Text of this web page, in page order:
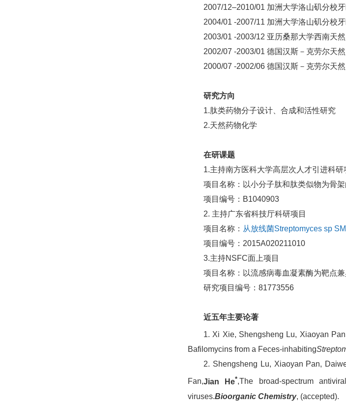
2007/12–2010/01 加洲大学洛山矶分校
2004/01 -2007/11 加洲大学洛山矶分校
2003/01 -2003/12 亚历桑那大学西南天
2002/07 -2003/01 德国汉斯－克劳尔天
2000/07 -2002/06 德国汉斯－克劳尔天
研究方向
1.肽类药物分子设计、合成和活性研究
2.天然药物化学
在研课题
1.主持南方医科大学高层次人才引进科研
项目名称：以小分子肽和肽类似物为骨
项目编号：B1040903
2. 主持广东省科技厅科研项目
项目名称： 从放线菌Streptomyces sp
项目编号：2015A020211010
3.主持NSFC面上项目
项目名称：以流感病毒血凝素酶为靶点
研究项目编号：81773556
近五年主要论著
1. Xi Xie, Shengsheng Lu, Xiaoyan
Bafilomycins from a Feces-inhabiting
2. Shengsheng Lu, Xiaoyan Pan,
Fan,Jian He*,The broad-spectrum
viruses.Bioorganic Chemistry, (accepted).